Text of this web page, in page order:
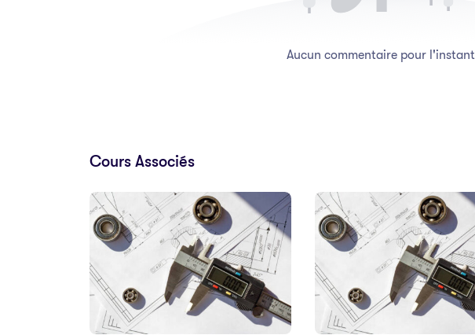
Aucun commentaire pour l'instant
Cours Associés